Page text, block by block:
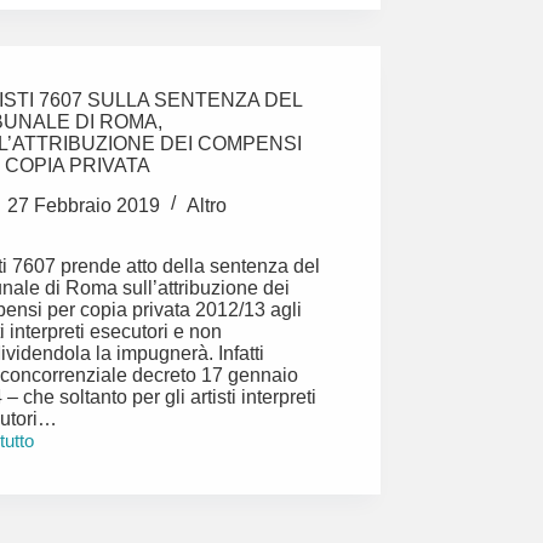
7607 SULLA SENTENZA DEL
DI ROMA,
DEI COMPENSI
COPIA PRIVATA
27 Febbraio 2019
Altro
7607 prende atto della sentenza del
di Roma sull’attribuzione dei
per copia privata 2012/13 agli
interpreti esecutori e non
la impugnerà. Infatti
decreto 17 gennaio
– che soltanto per gli artisti interpreti